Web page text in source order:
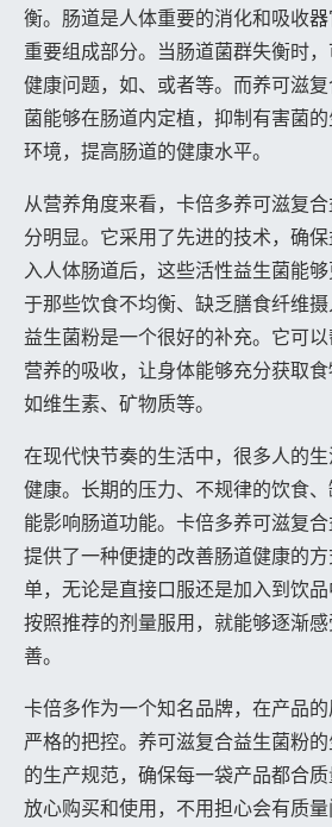
衡。肠道是人体重要的消化和吸收
重要组成部分。当肠道菌群失衡时
健康问题，如、或者等。而养可滋
菌能够在肠道内定植，抑制有害菌
环境，提高肠道的健康水平。
从营养角度来看，卡倍多养可滋复
分明显。它采用了先进的技术，确
入人体肠道后，这些活性益生菌能
于那些饮食不均衡、缺乏膳食纤维
益生菌粉是一个很好的补充。它可
营养的吸收，让身体能够充分获取
如维生素、矿物质等。
在现代快节奏的生活中，很多人的
健康。长期的压力、不规律的饮食
能影响肠道功能。卡倍多养可滋复
提供了一种便捷的改善肠道健康的
单，无论是直接口服还是加入到饮
按照推荐的剂量服用，就能够逐渐
善。
卡倍多作为一个知名品牌，在产品
严格的把控。养可滋复合益生菌粉
的生产规范，确保每一袋产品都合
放心购买和使用，不用担心会有质